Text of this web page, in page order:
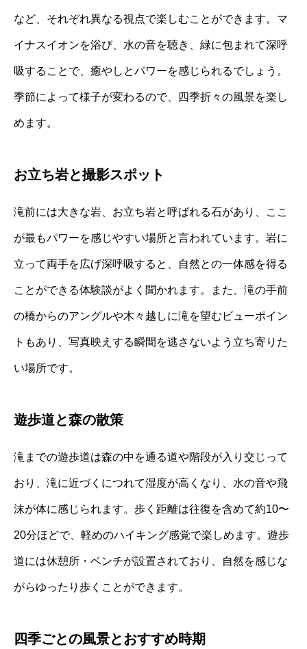
など、それぞれ異なる視点で楽しむことができます。マ
イナスイオンを浴び、水の音を聴き、緑に包まれて深呼
吸することで、癒やしとパワーを感じられるでしょう。
季節によって様子が変わるので、四季折々の風景を楽し
めます。
お立ち岩と撮影スポット
滝前には大きな岩、お立ち岩と呼ばれる石があり、ここ
が最もパワーを感じやすい場所と言われています。岩に
立って両手を広げ深呼吸すると、自然との一体感を得る
ことができる体験談がよく聞かれます。また、滝の手前
の橋からのアングルや木々越しに滝を望むビューポイン
トもあり、写真映えする瞬間を逃さないよう立ち寄りた
い場所です。
遊歩道と森の散策
滝までの遊歩道は森の中を通る道や階段が入り交じって
おり、滝に近づくにつれて湿度が高くなり、水の音や飛
沫が体に感じられます。歩く距離は往復を含めて約10〜
20分ほどで、軽めのハイキング感覚で楽しめます。遊歩
道には休憩所・ベンチが設置されており、自然を感じな
がらゆったり歩くことができます。
四季ごとの風景とおすすめ時期